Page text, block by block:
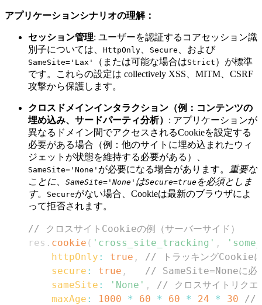
アプリケーションシナリオの理解：
セッション管理: ユーザーを認証するコアセッション識
別子については、 HttpOnly Secure 、および
SameSite='Lax' （または可能な場合はStrict ）が標準
です。これらの設定は collectively XSS、MITM、CSRF
攻撃から保護します。
クロスドメインインタラクション（例：コンテンツの
埋め込み、サードパーティ分析） : アプリケーションが
異なるドメイン間でアクセスされるCookieを設定する
必要がある場合（例：他のサイトに埋め込まれたウィ
ジェットが状態を維持する必要がある）、
SameSite='None' が必要になる場合があります。
重要な
ことに、 SameSite='None' はSecure=trueを必須としま
す。 Secureがない場合、Cookieは最新のブラウザによ
って拒否されます。
// クロスサイトCookieの例（サーバーサイド）
res . cookie ( 'cross_site_tracking' ,
httpOnly : true ,
// トラッキングCookieに
secure : true ,
// SameSite=Noneに必
sameSite : 'None' ,
// クロスサイトリクエ
maxAge : 1000 * 60 * 60 * 24 * 30
//